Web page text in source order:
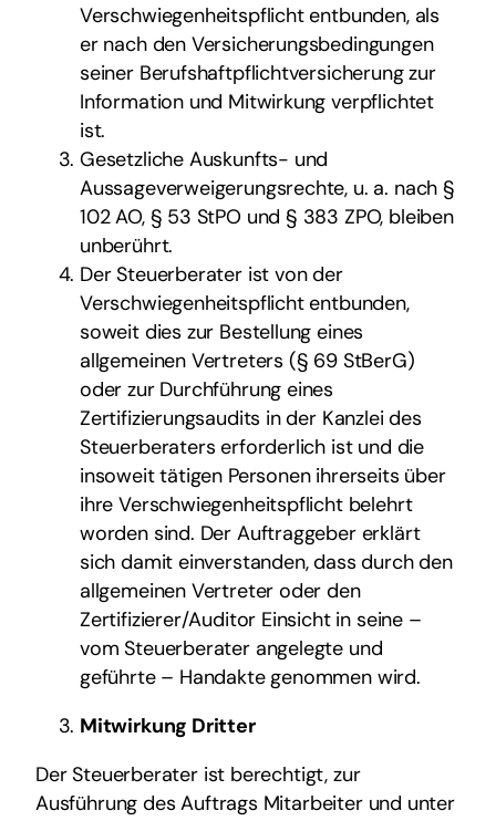
Verschwiegenheitspflicht entbunden, als
er nach den Versicherungsbedingungen
seiner Berufshaftpflichtversicherung zur
Information und Mitwirkung verpflichtet
ist.
Gesetzliche Auskunfts- und
Aussageverweigerungsrechte, u. a. nach §
102 AO, § 53 StPO und § 383 ZPO, bleiben
unberührt.
Der Steuerberater ist von der
Verschwiegenheitspflicht entbunden,
soweit dies zur Bestellung eines
allgemeinen Vertreters (§ 69 StBerG)
oder zur Durchführung eines
Zertifizierungsaudits in der Kanzlei des
Steuerberaters erforderlich ist und die
insoweit tätigen Personen ihrerseits über
ihre Verschwiegenheitspflicht belehrt
worden sind. Der Auftraggeber erklärt
sich damit einverstanden, dass durch den
allgemeinen Vertreter oder den
Zertifizierer/Auditor Einsicht in seine –
vom Steuerberater angelegte und
geführte – Handakte genommen wird.
Mitwirkung Dritter
Der Steuerberater ist berechtigt, zur
Ausführung des Auftrags Mitarbeiter und unter